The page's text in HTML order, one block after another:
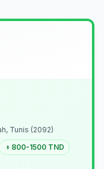
Tunis (2092)
800-1500 TND